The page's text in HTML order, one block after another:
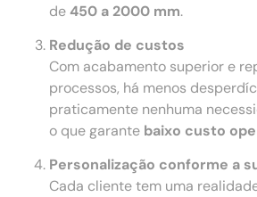
de450 a 2000 mm.
Redução de custos
Com acabamento superior e
processos, há menos
praticamente nenhuma
o que garante baixo custo
Personalização conforme a
Cada cliente tem uma